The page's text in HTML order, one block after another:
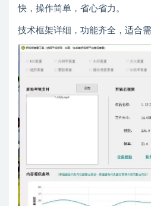
快，操作简单，省心省力。
技术框架详细，功能齐全，适合